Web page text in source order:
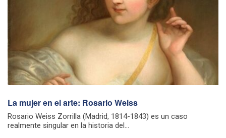
La mujer en el arte: Rosario Weiss
Rosario Weiss Zorrilla (Madrid, 1814-1843) es un caso
realmente singular en la historia del...